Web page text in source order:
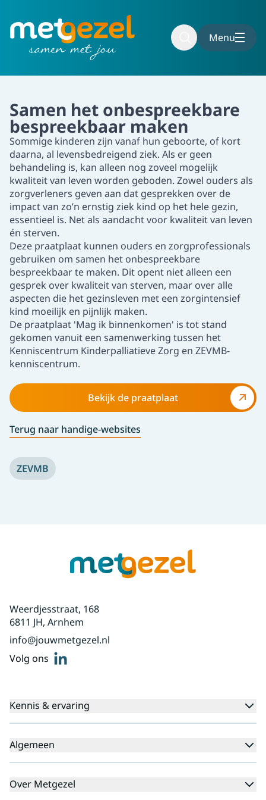
Naar hoofdinhoud
Naar voettekst
Menu
Samen het onbespreekbare
bespreekbaar maken
Sommige kinderen zijn vanaf hun geboorte, of kort
daarna, al levensbedreigend ziek. Als er geen
behandeling is, kan alleen nog zoveel mogelijk
kwaliteit van leven worden geboden. Zowel ouders als
zorgverleners geven aan dat gesprekken over de
impact van zo’n ernstig ziek kind op het hele gezin,
essentieel is. Net als aandacht voor kwaliteit van leven
én sterven.
Deze praatplaat kunnen ouders en zorgprofessionals
gebruiken om samen het onbespreekbare
bespreekbaar te maken. Dit opent niet alleen een
gesprek over kwaliteit van sterven, maar over alle
aspecten die het gezinsleven met een zorgintensief
kind moeilijk en pijnlijk maken.
De praatplaat 'Mag ik binnenkomen' is tot stand
gekomen vanuit een samenwerking tussen het
Kenniscentrum Kinderpalliatieve Zorg en ZEVMB-
kenniscentrum.
Bekijk de praatplaat
Terug naar handige-websites
ZEVMB
Weerdjesstraat, 168
6811 JH, Arnhem
info@jouwmetgezel.nl
Volg ons linkedin
Kennis & ervaring
Agenda
Voor cliënten
Algemeen
Aanmeldprocedure
Over Metgezel